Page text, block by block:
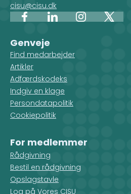
cisu@cisu.dk
FacebookLinkedInInstagram
X
Genveje
Find medarbejder
Artikler
Adfærdskodeks
Indgiv en klage
Persondatapolitik
Cookiepolitik
For medlemmer
Rådgivning
Bestil en rådgivning
Opslagstavle
Log på Vores CISU